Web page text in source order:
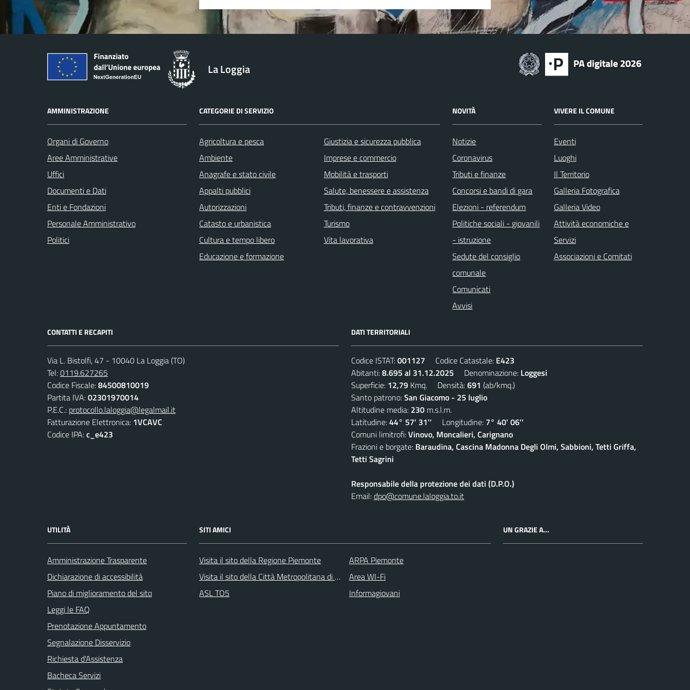
La Loggia
AMMINISTRAZIONE
Organi di Governo
Aree Amministrative
Uffici
Documenti e Dati
Enti e Fondazioni
Personale Amministrativo
Politici
CATEGORIE DI SERVIZIO
Agricoltura e pesca
Ambiente
Anagrafe e stato civile
Appalti pubblici
Autorizzazioni
Catasto e urbanistica
Cultura e tempo libero
Educazione e formazione
Giustizia e sicurezza pubblica
Imprese e commercio
Mobilità e trasporti
Salute, benessere e assistenza
Tributi, finanze e contravvenzioni
Turismo
Vita lavorativa
NOVITÀ
Notizie
Coronavirus
Tributi e finanze
Concorsi e bandi di gara
Elezioni - referendum
Politiche sociali - giovanili
- istruzione
Sedute del consiglio
comunale
Comunicati
Avvisi
VIVERE IL COMUNE
Eventi
Luoghi
Il Territorio
Galleria Fotografica
Galleria Video
Attività economiche e
Servizi
Associazioni e Comitati
CONTATTI E RECAPITI
Via L. Bistolfi, 47 - 10040 La Loggia (TO)
Tel:0119.627265
Codice Fiscale:84500810019
Partita IVA:02301970014
P.E.C.: protocollo.laloggia@legalmail.it
Fatturazione Elettronica: 1VCAVC
Codice IPA:c_e423
DATI TERRITORIALI
Codice ISTAT:001127 Codice Catastale: E423
Abitanti:8.695 al 31.12.2025 Denominazione: Loggesi
Superficie: 12,79 Kmq. Densità:691 (ab/kmq.)
Santo patrono:San Giacomo - 25 luglio
Altitudine media: 230 m.s.l.m.
Latitudine:44° 57' 31'' Longitudine: 7° 40' 06''
Comuni limitrofi:Vinovo, Moncalieri, Carignano
Frazioni e borgate: Baraudina, Cascina Madonna Degli Olmi, Sabbioni, Tetti Griffa,
Tetti Sagrini
Responsabile della protezione dei dati (D.P.O.)
Email:dpo@comune.laloggia.to.it
UTILITÀ
Amministrazione Trasparente
Dichiarazione di accessibilità
Piano di miglioramento del sito
Leggi le FAQ
Prenotazione Appuntamento
Segnalazione Disservizio
Richiesta d'Assistenza
Bacheca Servizi
SITI AMICI
Visita il sito della Regione Piemonte
Visita il sito della Città Metropolitana di Torino
ASL TO5
ARPA Piemonte
Area WI-Fi
Informagiovani
UN GRAZIE A...